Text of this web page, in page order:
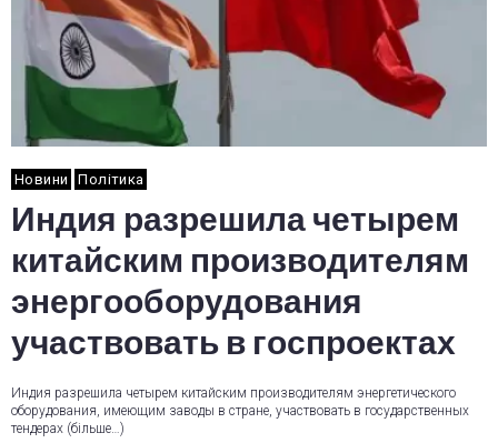
Новини Політика
Индия разрешила четырем
китайским производителям
энергооборудования
участвовать в госпроектах
Индия разрешила четырем китайским производителям энергетического
оборудования, имеющим заводы в стране, участвовать в государственных
тендерах (більше…)